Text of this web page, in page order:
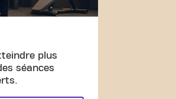
plus
séances